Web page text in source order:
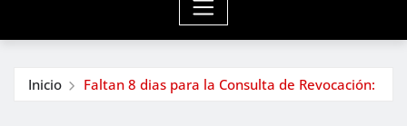
Inicio Faltan 8 dias para la Consulta de Revocación: